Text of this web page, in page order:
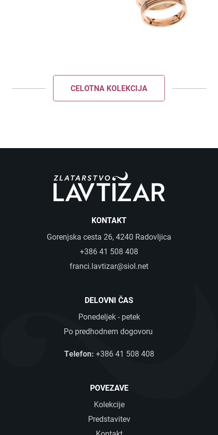
CELOTNA KOLEKCIJA
KONTAKT
Gorenjska cesta 26, 4240 Radovljica
+386 41 508 408
franci.lavtizar@siol.net
DELOVNI ČAS
Ponedeljek - petek
Po predhodnem dogovoru
Telefon: +386 41 508 408
POVEZAVE
Kolekcije
Predstavitev